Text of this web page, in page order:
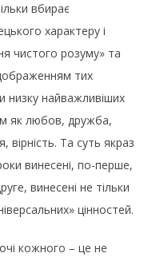
вбирає
характеру і
чистого розуму» та
тих
низку найважливіших
як любов, дружба,
Та суть якраз
винесені, по-перше,
винесені не тільки
цінностей.
кожного – це не